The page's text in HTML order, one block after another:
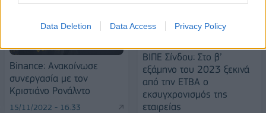
Data Deletion Data Access Privacy Policy
Binance: Ανακοίνωσε
συνεργασία με τον
Κριστιάνο Ρονάλντο
15/11/2022 - 16:33
ΒΙΠΕ Σίνδου: Στο β’
εξάμηνο του 2023 ξεκινά
από την ΕΤΒΑ ο
εκσυγχρονισμός της
εταιρείας